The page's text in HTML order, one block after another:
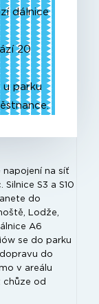
dálnice
20
u parku
napojení na síť
S3 a S10
do
Lodže,
A6
se do parku
do
v areálu
chůze od